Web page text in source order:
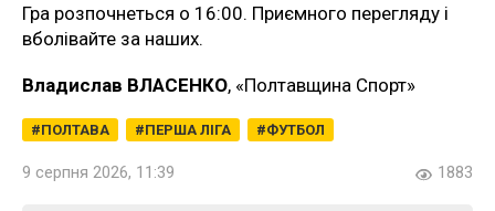
Гра розпочнеться о 16:00. Приємного перегляду і
вболівайте за наших.
Владислав ВЛАСЕНКО, «Полтавщина Спорт»
ПОЛТАВА ПЕРША ЛІГА ФУТБОЛ
9 серпня 2026, 11:39 1883